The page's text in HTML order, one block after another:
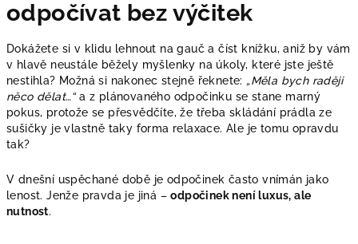
odpočívat bez výčitek
Dokážete si v klidu lehnout na gauč a číst knížku, aniž by vám
v hlavě neustále běžely myšlenky na úkoly, které jste ještě
nestihla? Možná si nakonec stejně řeknete: „Měla bych raději
něco dělat…“a z plánovaného odpočinku se stane marný
pokus, protože se přesvědčíte, že třeba skládání prádla ze
sušičky je vlastně taky forma relaxace. Ale je tomu opravdu
tak?
V dnešní uspěchané době je odpočinek často vnímán jako
lenost. Jenže pravda je jiná –odpočinek není luxus, ale
nutnost.